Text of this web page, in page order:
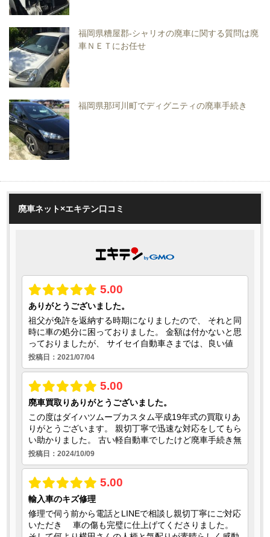
福岡県糟屋郡-シャリオの廃車に関する質問は廃
車ＮＥＴにお任せ
福岡県那珂川町でディグニティの廃車手続き
廃車ネット×エキテン口コミ